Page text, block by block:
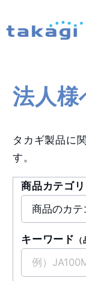
法人
法人様
タカギ製品に
す。
商品カテゴリ
キーワード